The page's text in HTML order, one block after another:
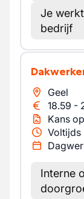
Je
bedrijf
Geel
18.59 -
Kans
Voltijds
Interne